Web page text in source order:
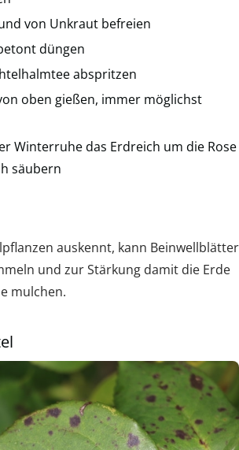
von Unkraut befreien
düngen
abspritzen
oben gießen, immer möglichst
Winterruhe das Erdreich um die Rose
säubern
auskennt, kann Beinwellblätter
und zur Stärkung damit die Erde
mulchen.